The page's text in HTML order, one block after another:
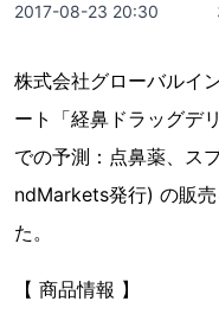
2017-08-23 20:30
株式会社グローバルイ
ート「経鼻ドラッグデ
での予測：点鼻薬、ス
ndMarkets発行) の販
た。
【 商品情報 】